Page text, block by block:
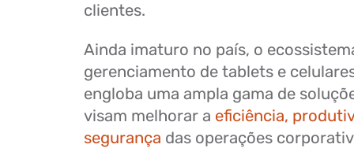
clientes.
Ainda imaturo no país, o
gerenciamento de tablets e
engloba uma ampla gama de
visam melhorar a eficiência,
segurança das operações